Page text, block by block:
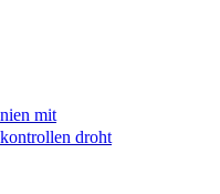
mit
droht